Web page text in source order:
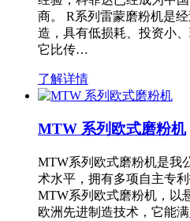
商。 R系列雷蒙磨粉机是
造，具有低损耗、投资小
它比传…
了解详情
MTW 系列欧式磨粉机
MTW系列欧式磨粉机是我
术水平，拥有多项自主专
MTW系列欧式磨粉机，以
欧洲先进制造技术，它能